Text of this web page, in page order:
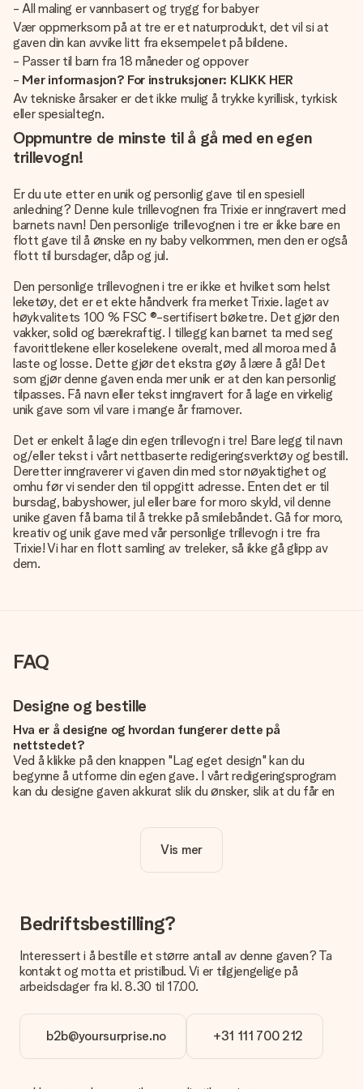
- All maling er vannbasert og trygg for babyer
Vær oppmerksom på at tre er et naturprodukt, det vil si at
gaven din kan avvike litt fra eksempelet på bildene.
- Passer til barn fra 18 måneder og oppover
- Mer informasjon? For instruksjoner: KLIKK HER
Av tekniske årsaker er det ikke mulig å trykke kyrillisk, tyrkisk
eller spesialtegn.
Oppmuntre de minste til å gå med en egen
trillevogn!
Er du ute etter en unik og personlig gave til en spesiell
anledning? Denne kule trillevognen fra Trixie er inngravert med
barnets navn! Den personlige trillevognen i tre er ikke bare en
flott gave til å ønske en ny baby velkommen, men den er også
flott til bursdager, dåp og jul.
Den personlige trillevognen i tre er ikke et hvilket som helst
leketøy, det er et ekte håndverk fra merket Trixie. laget av
høykvalitets 100 % FSC ®-sertifisert bøketre. Det gjør den
vakker, solid og bærekraftig. I tillegg kan barnet ta med seg
favorittlekene eller koselekene overalt, med all moroa med å
laste og losse. Dette gjør det ekstra gøy å lære å gå! Det
som gjør denne gaven enda mer unik er at den kan personlig
tilpasses. Få navn eller tekst inngravert for å lage en virkelig
unik gave som vil vare i mange år framover.
Det er enkelt å lage din egen trillevogn i tre! Bare legg til navn
og/eller tekst i vårt nettbaserte redigeringsverktøy og bestill.
Deretter inngraverer vi gaven din med stor nøyaktighet og
omhu før vi sender den til oppgitt adresse. Enten det er til
bursdag, babyshower, jul eller bare for moro skyld, vil denne
unike gaven få barna til å trekke på smilebåndet. Gå for moro,
kreativ og unik gave med vår personlige trillevogn i tre fra
Trixie! Vi har en flott samling av treleker, så ikke gå glipp av
dem.
FAQ
Designe og bestille
Hva er å designe og hvordan fungerer dette på
nettstedet?
Ved å klikke på den knappen "Lag eget design" kan du
begynne å utforme din egen gave. I vårt redigeringsprogram
kan du designe gaven akkurat slik du ønsker, slik at du får en
å gjøre gaven din helt unik.
Er eget design inkludert i prisen?
Hvordan vet jeg om bildt mitt er av riktig kvalitet?
Derfor er det viktig å bruke bilder av høy kvalitet. Hvis du er
usikker på kvaliteten på bildet ditt, kan du kontakte vår
kundeservice og legge ved bildet ditt sammen med gaven du
Hvilket format kan jeg laste opp bildet i?
Du kan laste opp JPG- og PNG-filer i redigeringsprogrammet
annet format du gjerne vil bruke? Ta kontakt med vår
Vis mer
Bedriftsbestilling?
Interessert i å bestille et større antall av denne gaven? Ta
kontakt og motta et pristilbud. Vi er tilgjengelige på
arbeidsdager fra kl. 8.30 til 17.00.
b2b@yoursurprise.no +31 111 700 212